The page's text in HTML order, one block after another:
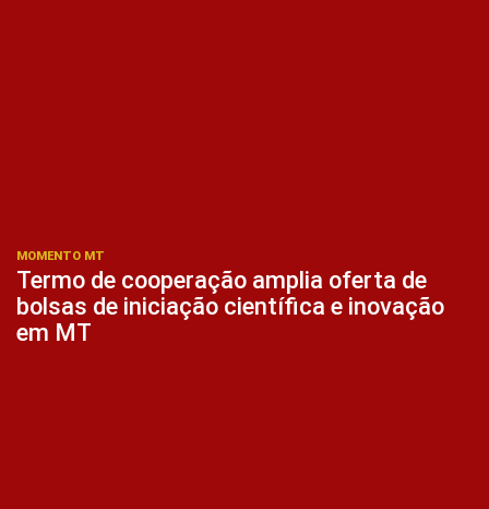
MOMENTO MT
Termo de cooperação amplia oferta de
bolsas de iniciação científica e inovação
em MT